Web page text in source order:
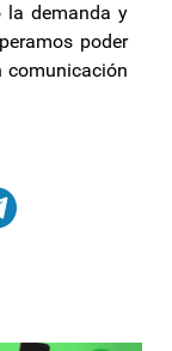
la demanda y
poder
comunicación
Cristina
anunció que